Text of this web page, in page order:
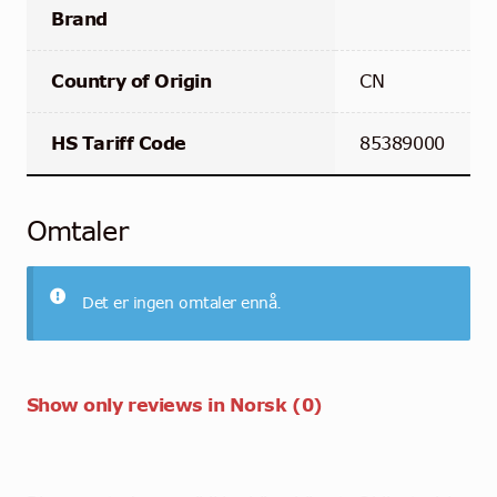
Brand
Country of Origin CN
HS Tariff Code 85389000
Omtaler
Det er ingen omtaler ennå.
Show only reviews in Norsk (0)